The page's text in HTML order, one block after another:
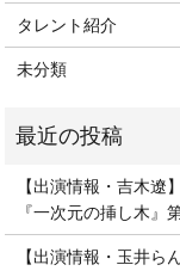
タレント紹介
未分類
【出演情報・吉木
『一次元の挿し木』
【出演情報・玉井